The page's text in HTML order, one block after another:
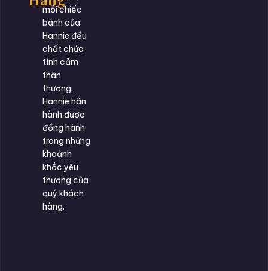
mỗi chiếc
bánh của
Hannie đều
chất chứa
tình cảm
thân
thương.
Hannie hân
hành được
đồng hành
trong những
khoảnh
khắc yêu
thương của
quý khách
hàng.